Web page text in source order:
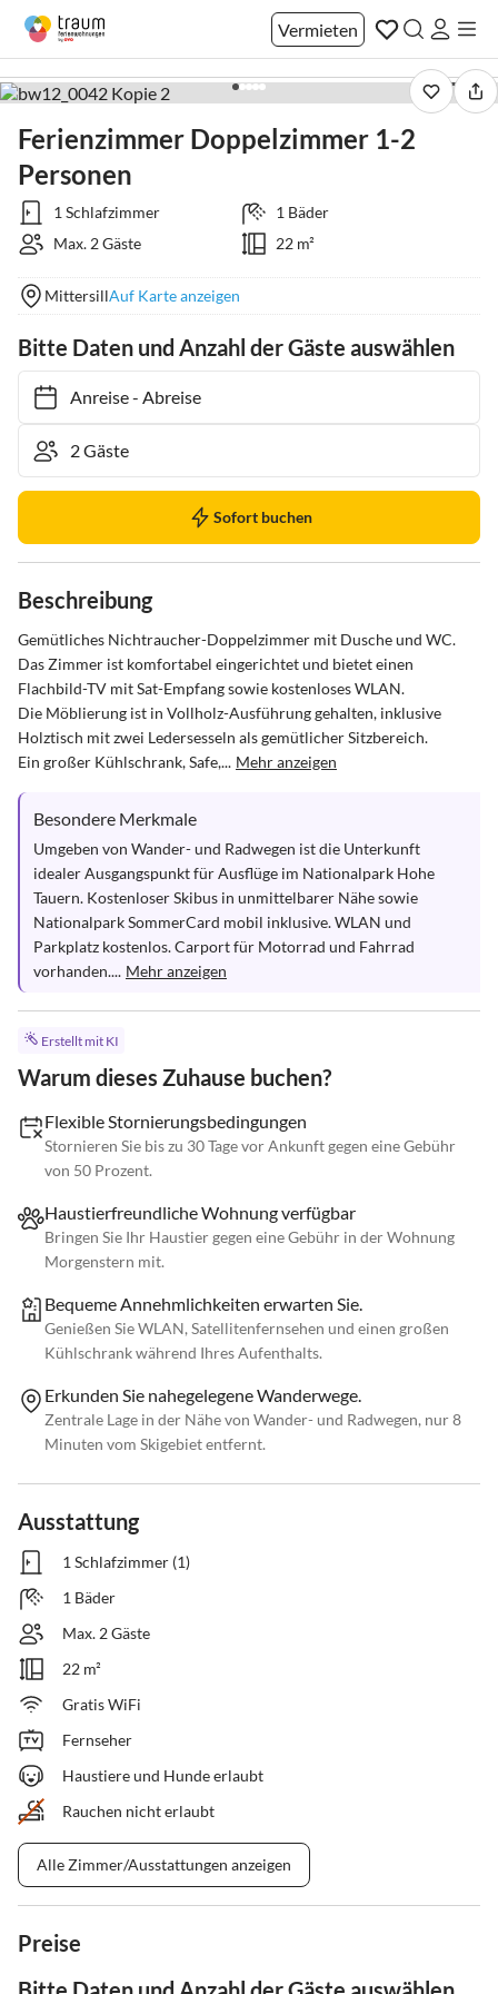
Vermieten
1 / 28
Ferienzimmer Doppelzimmer 1-2
Personen
1 Schlafzimmer
1 Bäder
Max. 2 Gäste
22 m²
MittersillAuf Karte anzeigen
Bitte Daten und Anzahl der Gäste auswählen
Anreise- Abreise
Sofort buchen
Beschreibung
Gemütliches Nichtraucher-Doppelzimmer mit Dusche und WC.
Das Zimmer ist komfortabel eingerichtet und bietet einen
Flachbild-TV mit Sat-Empfang sowie kostenloses WLAN.
Die Möblierung ist in Vollholz-Ausführung gehalten, inklusive
Holztisch mit zwei Ledersesseln als gemütlicher Sitzbereich.
Ein großer Kühlschrank, Safe,... Mehr anzeigen
Besondere Merkmale
Umgeben von Wander- und Radwegen ist die Unterkunft
idealer Ausgangspunkt für Ausflüge im Nationalpark Hohe
Tauern. Kostenloser Skibus in unmittelbarer Nähe sowie
Nationalpark SommerCard mobil inklusive. WLAN und
Parkplatz kostenlos. Carport für Motorrad und Fahrrad
vorhanden.... Mehr anzeigen
Erstellt mit KI
Warum dieses Zuhause buchen?
Flexible Stornierungsbedingungen
Stornieren Sie bis zu 30 Tage vor Ankunft gegen eine Gebühr
von 50 Prozent.
Haustierfreundliche Wohnung verfügbar
Bringen Sie Ihr Haustier gegen eine Gebühr in der Wohnung
Morgenstern mit.
Bequeme Annehmlichkeiten erwarten Sie.
Genießen Sie WLAN, Satellitenfernsehen und einen großen
Kühlschrank während Ihres Aufenthalts.
Erkunden Sie nahegelegene Wanderwege.
Zentrale Lage in der Nähe von Wander- und Radwegen, nur 8
Minuten vom Skigebiet entfernt.
Ausstattung
1 Schlafzimmer (1)
1 Bäder
Max. 2 Gäste
22 m²
Gratis WiFi
Fernseher
Haustiere und Hunde erlaubt
Rauchen nicht erlaubt
Alle Zimmer/Ausstattungen anzeigen
Preise